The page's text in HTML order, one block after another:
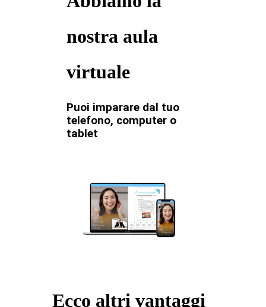
nostra aula
virtuale
Puoi imparare dal tuo
telefono, computer o
tablet
Ecco altri vantaggi